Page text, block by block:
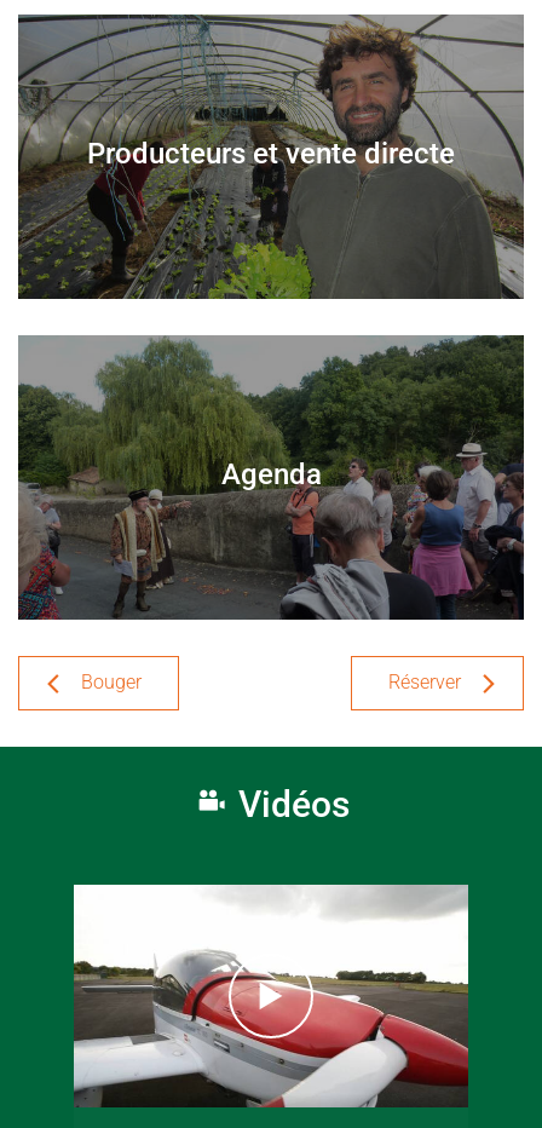
Producteurs et vente directe
Agenda
Bouger Réserver
Vidéos